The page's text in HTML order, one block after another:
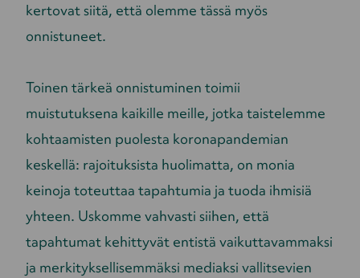
kertovat siitä, että olemme tässä myös
onnistuneet.
Toinen tärkeä onnistuminen toimii
muistutuksena kaikille meille, jotka taistelemme
kohtaamisten puolesta koronapandemian
keskellä: rajoituksista huolimatta, on monia
keinoja toteuttaa tapahtumia ja tuoda ihmisiä
yhteen. Uskomme vahvasti siihen, että
tapahtumat kehittyvät entistä vaikuttavammaksi
ja merkityksellisemmäksi mediaksi vallitsevien